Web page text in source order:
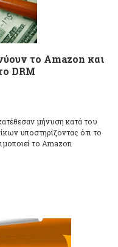
το Amazon και
DRM
μήνυση κατά του
υποστηρίζοντας ότι το
το Amazon